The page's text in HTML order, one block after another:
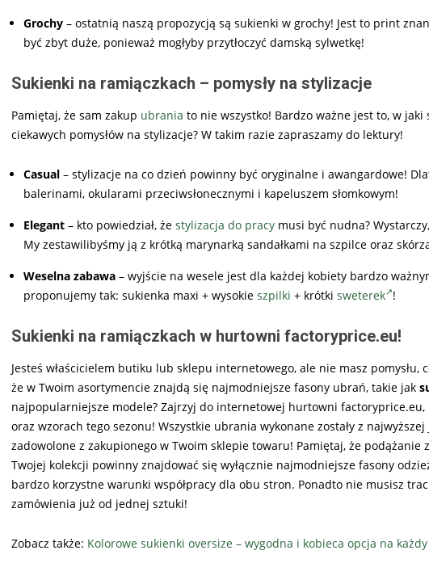
Grochy – ostatnią naszą propozycją są sukienki w grochy! Jest to print
być zbyt duże, ponieważ mogłyby przytłoczyć damską sylwetkę!
Sukienki na ramiączkach – pomysły na stylizacje
Pamiętaj, że sam zakup ubrania to nie wszystko! Bardzo ważne jest to, w
ciekawych pomysłów na stylizacje? W takim razie zapraszamy do lektury!
Casual – stylizacje na co dzień powinny być oryginalne i awangardowe!
balerinami, okularami przeciwsłonecznymi i kapeluszem słomkowym!
Elegant – kto powiedział, że stylizacja do pracy musi być nudna?
My zestawilibyśmy ją z krótką marynarką sandałkami na szpilce oraz
Weselna zabawa – wyjście na wesele jest dla każdej kobiety bardzo
proponujemy tak: sukienka maxi + wysokie szpilki + krótki sweterek !
Sukienki na ramiączkach w hurtowni factoryprice.eu!
Jesteś właścicielem butiku lub sklepu internetowego, ale nie masz
że w Twoim asortymencie znajdą się najmodniejsze fasony ubrań, takie jak
najpopularniejsze modele? Zajrzyj do internetowej hurtowni
oraz wzorach tego sezonu! Wszystkie ubrania wykonane zostały z
zadowolone z zakupionego w Twoim sklepie towaru! Pamiętaj, że
Twojej kolekcji powinny znajdować się wyłącznie najmodniejsze fasony
bardzo korzystne warunki współpracy dla obu stron. Ponadto nie musisz
zamówienia już od jednej sztuki!
Zobacz także: Kolorowe sukienki oversize – wygodna i kobieca opcja na